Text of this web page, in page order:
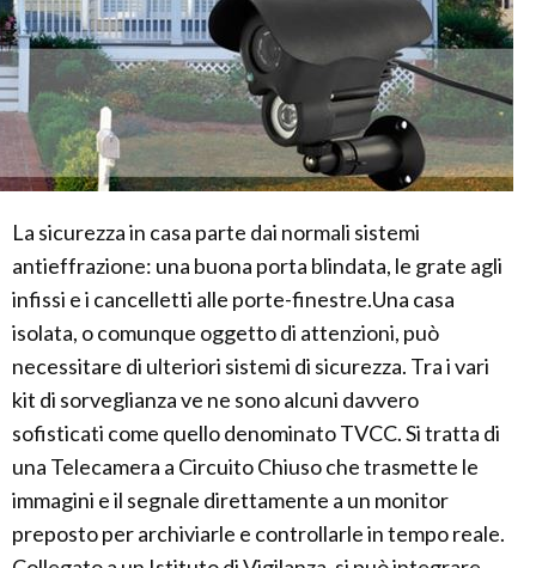
La sicurezza in casa parte dai normali sistemi
antieffrazione: una buona porta blindata, le grate agli
infissi e i cancelletti alle porte-finestre.Una casa
isolata, o comunque oggetto di attenzioni, può
necessitare di ulteriori sistemi di sicurezza. Tra i vari
kit di sorveglianza ve ne sono alcuni davvero
sofisticati come quello denominato TVCC. Si tratta di
una Telecamera a Circuito Chiuso che trasmette le
immagini e il segnale direttamente a un monitor
preposto per archiviarle e controllarle in tempo reale.